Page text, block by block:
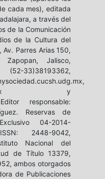
cada mes), editada
a través del
de la Comunicación
de la Cultura del
Av. Parres Arias 150,
Zapopan, Jalisco,
33)38193362,
y
responsable:
Reservas de
04-2014-
2448-9042,
Nacional del
de Título 13379,
ambos otorgados
de Publicaciones